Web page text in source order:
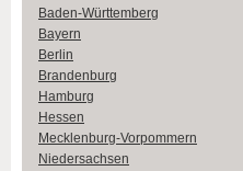
Baden-Württemberg
Bayern
Berlin
Brandenburg
Hamburg
Hessen
Mecklenburg-Vorpommern
Niedersachsen